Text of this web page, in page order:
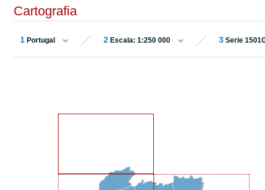
Cartografia
1 Portugal 2 Escala: 1:250 000 3 Serie